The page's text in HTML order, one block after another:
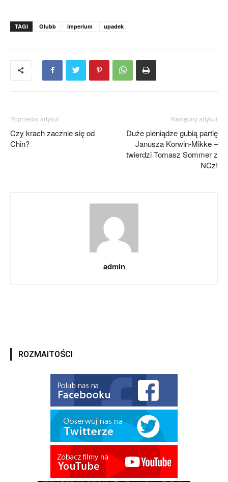
TAGI Glubb imperium upadek
Poprzedni artykuł
Czy krach zacznie się od
Chin?
Następny artykuł
Duże pieniądze gubią partię
Janusza Korwin-Mikke –
twierdzi Tomasz Sommer z
NCz!
admin
ROZMAITOŚCI